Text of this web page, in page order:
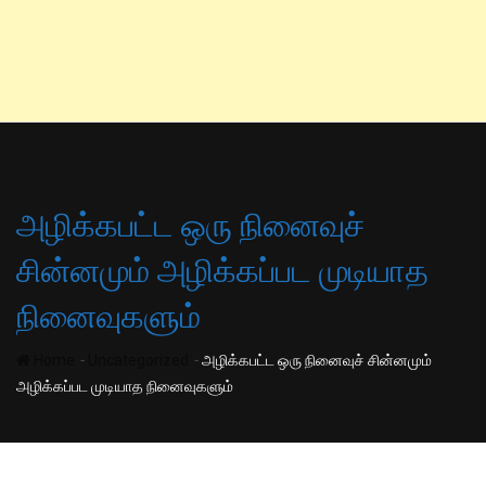
அழிக்கபட்ட ஒரு நினைவுச்
சின்னமும் அழிக்கப்பட முடியாத
நினைவுகளும்
- -அழிக்கபட்ட ஒரு நினைவுச் சின்னமும்
அழிக்கப்பட முடியாத நினைவுகளும்